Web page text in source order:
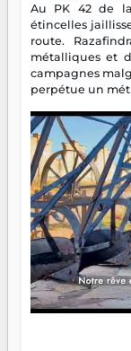
Au PK 42 de
étincelles
route.
métalliques et
campagnes
perpétue un